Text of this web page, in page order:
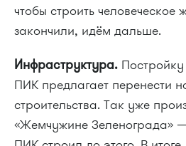
чтобы строить
закончили, идём дальше.
Инфраструктура.
ПИК предлагает перенести
строительства. Так уже
«Жемчужине Зеленограда»